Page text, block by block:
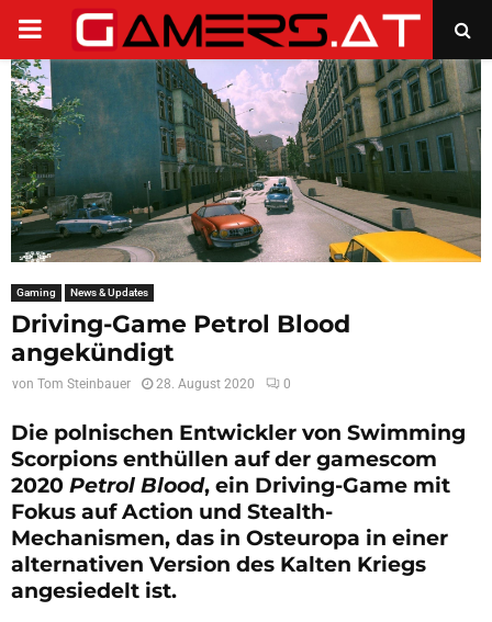
PRIMARY
MENU
Gaming News & Updates
Driving-Game Petrol Blood
angekündigt
von Tom Steinbauer 28. August 2020 0
Die polnischen Entwickler von Swimming
Scorpions enthüllen auf der gamescom
2020 Petrol Blood, ein Driving-Game mit
Fokus auf Action und Stealth-
Mechanismen, das in Osteuropa in einer
alternativen Version des Kalten Kriegs
angesiedelt ist.